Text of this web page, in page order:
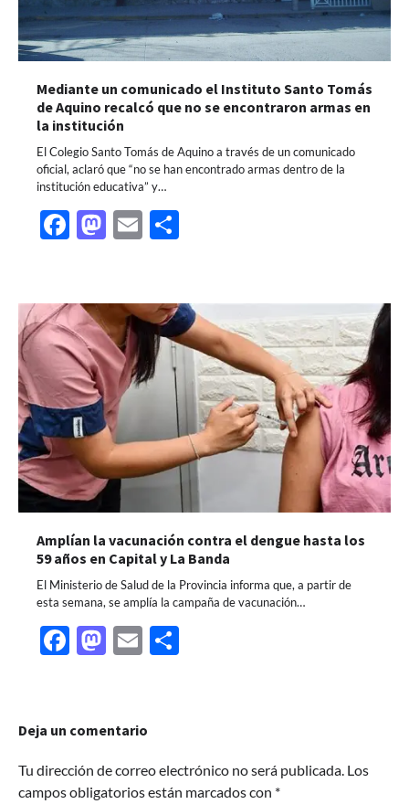
Mediante un comunicado el Instituto Santo Tomás
de Aquino recalcó que no se encontraron armas en
la institución
El Colegio Santo Tomás de Aquino a través de un comunicado
oficial, aclaró que “no se han encontrado armas dentro de la
institución educativa” y…
Facebook
Mastodon
Email
Amplían la vacunación contra el dengue hasta los
59 años en Capital y La Banda
El Ministerio de Salud de la Provincia informa que, a partir de
esta semana, se amplía la campaña de vacunación…
Facebook
Mastodon
Email
Deja un comentario
Tu dirección de correo electrónico no será publicada. Los
campos obligatorios están marcados con *